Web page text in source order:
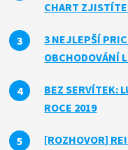
CHART
3 NEJLEPŠÍ
OBCHODOVÁNÍ
BEZ SERVÍTEK:
ROCE 2019
[ROZHOVOR]